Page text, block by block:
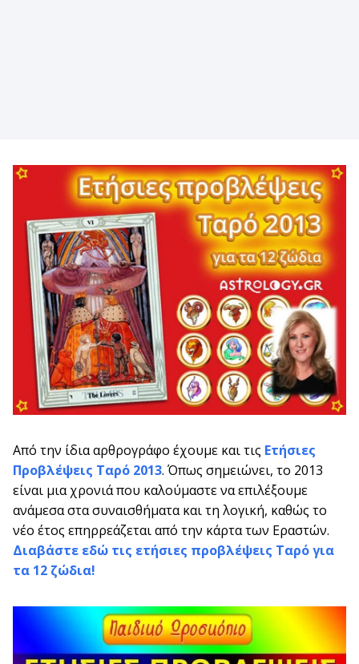
Από την ίδια αρθρογράφο έχουμε και τις Ετήσιες
Προβλέψεις Ταρό 2013. Όπως σημειώνει, το 2013
είναι μια χρονιά που καλούμαστε να επιλέξουμε
ανάμεσα στα συναισθήματα και τη λογική, καθώς το
νέο έτος επηρρεάζεται από την κάρτα των Εραστών.
Διαβάστε εδώ τις ετήσιες προβλέψεις Ταρό για
τα 12 ζώδια!